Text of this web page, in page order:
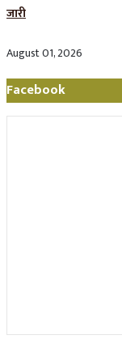
जारी
August 01, 2026
Facebook